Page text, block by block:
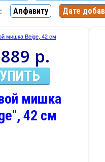
Алфавиту Дате
р.
мишка
42 см